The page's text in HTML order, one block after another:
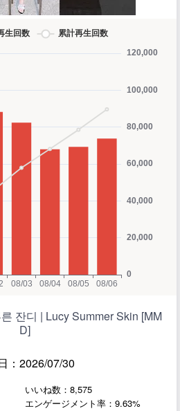
잔디 | Lucy Summer Skin [MM
D]
：2026/07/30
いいね数：8,575
エンゲージメント率：9.63%